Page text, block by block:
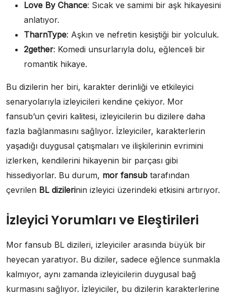
Love By Chance: Sıcak ve samimi bir aşk hikayesini
anlatıyor.
TharnType: Aşkın ve nefretin kesiştiği bir yolculuk.
2gether: Komedi unsurlarıyla dolu, eğlenceli bir
romantik hikaye.
Bu dizilerin her biri, karakter derinliği ve etkileyici
senaryolarıyla izleyicileri kendine çekiyor. Mor
fansub’un çeviri kalitesi, izleyicilerin bu dizilere daha
fazla bağlanmasını sağlıyor. İzleyiciler, karakterlerin
yaşadığı duygusal çatışmaları ve ilişkilerinin evrimini
izlerken, kendilerini hikayenin bir parçası gibi
hissediyorlar. Bu durum, mor fansub tarafından
çevrilen BL dizilerinin izleyici üzerindeki etkisini artırıyor.
İzleyici Yorumları ve Eleştirileri
Mor fansub BL dizileri, izleyiciler arasında büyük bir
heyecan yaratıyor. Bu diziler, sadece eğlence sunmakla
kalmıyor, aynı zamanda izleyicilerin duygusal bağ
kurmasını sağlıyor. İzleyiciler, bu dizilerin karakterlerine